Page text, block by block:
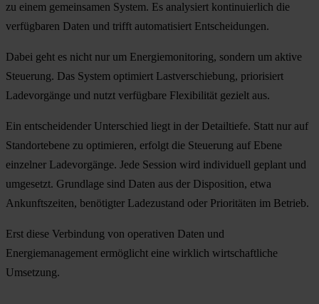
zu einem gemeinsamen System. Es analysiert kontinuierlich die
verfügbaren Daten und trifft automatisiert Entscheidungen.
Dabei geht es nicht nur um Energiemonitoring, sondern um aktive
Steuerung. Das System optimiert Lastverschiebung, priorisiert
Ladevorgänge und nutzt verfügbare Flexibilität gezielt aus.
Ein entscheidender Unterschied liegt in der Detailtiefe. Statt nur auf
Standortebene zu optimieren, erfolgt die Steuerung auf Ebene
einzelner Ladevorgänge. Jede Session wird individuell geplant und
umgesetzt. Grundlage sind Daten aus der Disposition, etwa
Ankunftszeiten, benötigter Ladezustand oder Prioritäten im Betrieb.
Erst diese Verbindung von operativen Daten und
Energiemanagement ermöglicht eine wirklich wirtschaftliche
Umsetzung.